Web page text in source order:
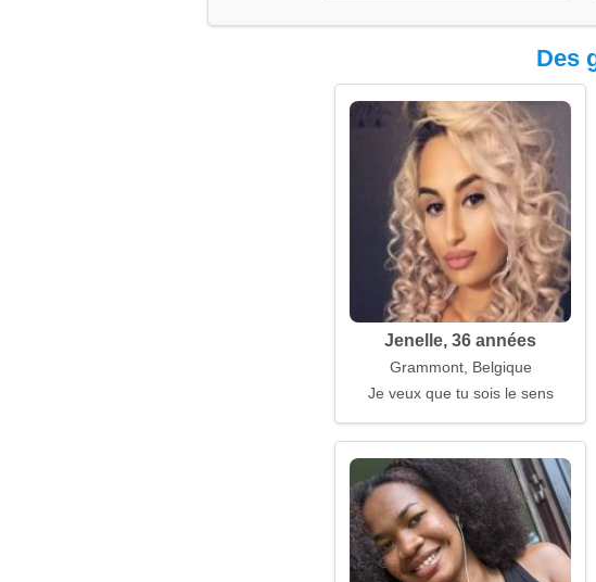
Des
Jenelle, 36 années
Grammont, Belgique
Je veux que tu sois le sens